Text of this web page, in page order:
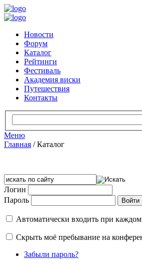
Новости
Форум
Каталог
Рейтинги
Фестиваль
Академия виски
Путешествия
Контакты
Меню
Главная /Каталог
Логин
Пароль
Автоматически входить при
Скрыть моё пребывание на
Забыли пароль?